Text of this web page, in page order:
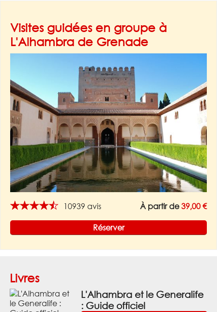
Visites guidées en groupe à
L'Alhambra de Grenade
★★★★★ 10939 avis À partir de39,00 €
Réserver
Livres
L'Alhambra et le Generalife
: Guide officiel